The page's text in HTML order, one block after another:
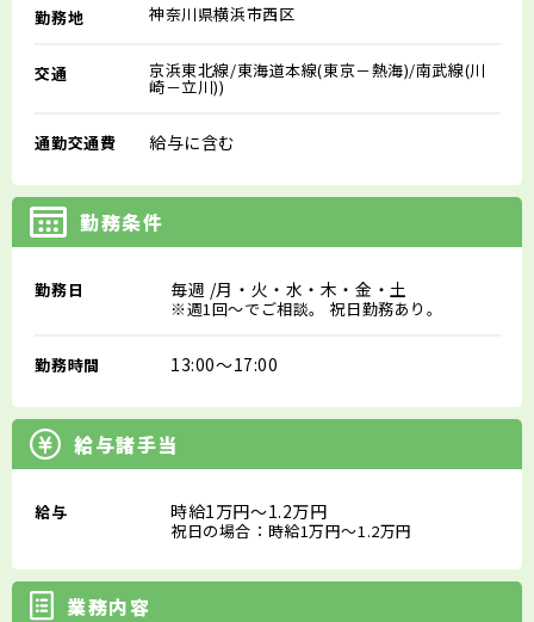
勤務地 神奈川県横浜市西区
交通 京浜東北線/東海道本線(東京－熱海)/南武線(川
崎－立川))
通勤交通費 給与に含む
勤務条件
勤務日 毎週 /月・火・水・木・金・土
※週1回～でご相談。 祝日勤務あり。
勤務時間 13:00～17:00
給与諸手当
給与 時給1万円～1.2万円
祝日の場合：時給1万円～1.2万円
業務内容